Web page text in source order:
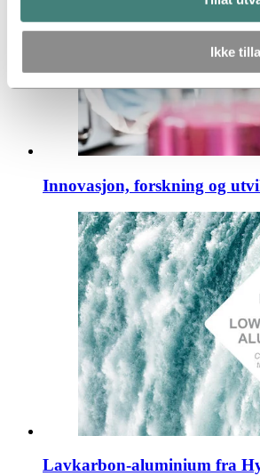
Ikke
Innovasjon, forskning og
Lavkarbon-aluminium fra